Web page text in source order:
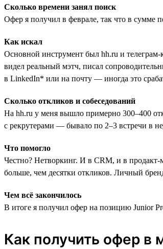
Сколько времени занял поиск
Офер я получил в феврале, так что в сумме
Как искал
Основной инструмент был hh.ru и телеграм-
видел реальный мэтч, писал
в LinkedIn* или на почту — иногда это
Сколько откликов и собеседований
На hh.ru у меня вышло примерно 300–400
с рекрутерами — бывало по 2–3 встречи в
Что помогло
Честно? Нетворкинг. И в CRM, и в
больше, чем десятки откликов. Личный
Чем всё закончилось
В итоге я получил офер на позицию Junior
Как получить офер в